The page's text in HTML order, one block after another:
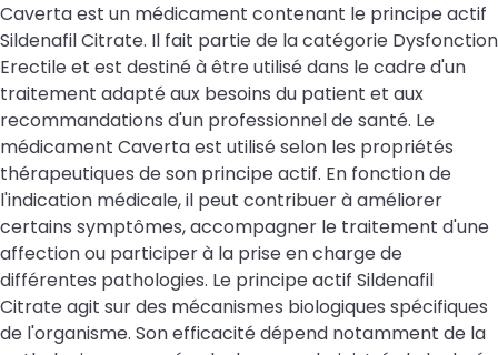
Caverta est un médicament contenant le principe actif
Sildenafil Citrate. Il fait partie de la catégorie Dysfonction
Erectile et est destiné à être utilisé dans le cadre d'un
traitement adapté aux besoins du patient et aux
recommandations d'un professionnel de santé. Le
médicament Caverta est utilisé selon les propriétés
thérapeutiques de son principe actif. En fonction de
l'indication médicale, il peut contribuer à améliorer
certains symptômes, accompagner le traitement d'une
affection ou participer à la prise en charge de
différentes pathologies. Le principe actif Sildenafil
Citrate agit sur des mécanismes biologiques spécifiques
de l'organisme. Son efficacité dépend notamment de la